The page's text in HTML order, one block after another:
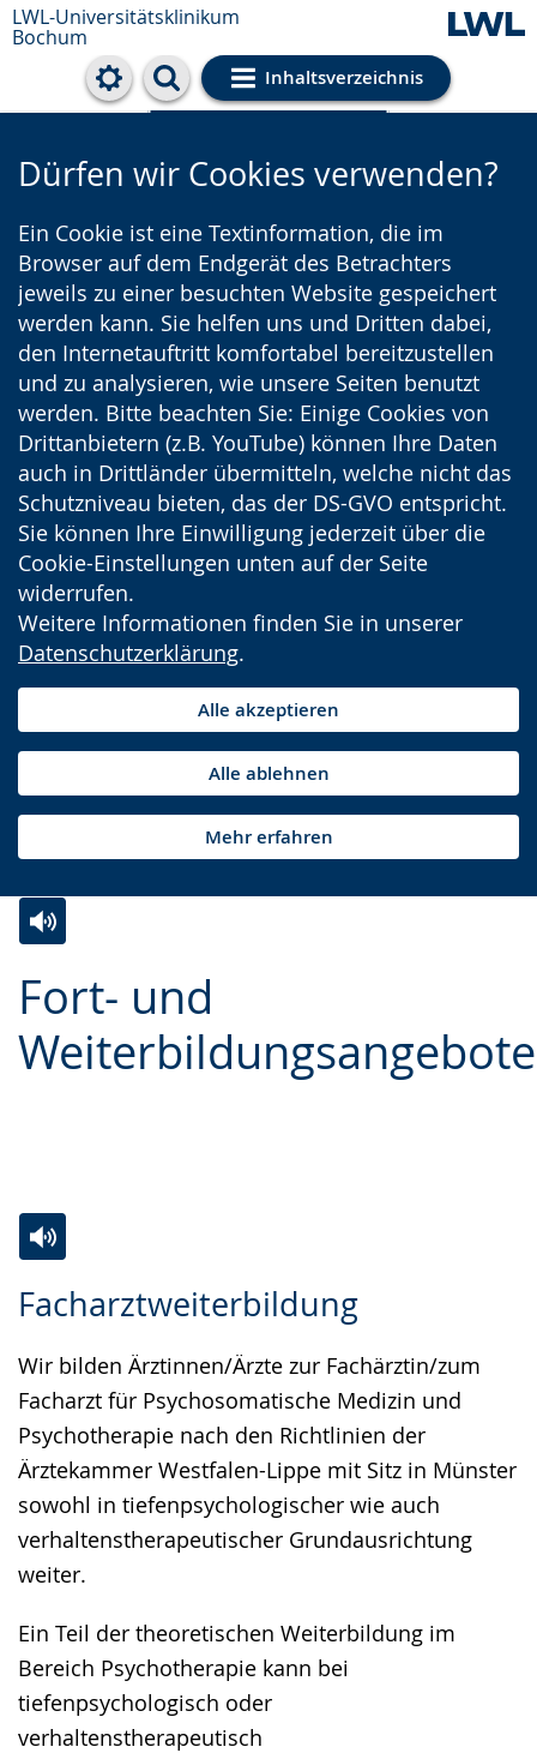
LWL-Universitätsklinikum
Bochum
Inhaltsverzeichnis
Cookie-Einstellungen
Dürfen wir Cookies verwenden?
Ein Cookie ist eine Textinformation, die im
Browser auf dem Endgerät des Betrachters
jeweils zu einer besuchten Website gespeichert
werden kann. Sie helfen uns und Dritten dabei,
den Internetauftritt komfortabel bereitzustellen
und zu analysieren, wie unsere Seiten benutzt
werden. Bitte beachten Sie: Einige Cookies von
Drittanbietern (z.B. YouTube) können Ihre Daten
auch in Drittländer übermitteln, welche nicht das
Schutzniveau bieten, das der DS-GVO entspricht.
Sie können Ihre Einwilligung jederzeit über die
Cookie-Einstellungen unten auf der Seite
widerrufen.
Weitere Informationen finden Sie in unserer
Datenschutzerklärung.
Alle akzeptieren
Alle ablehnen
Mehr erfahren
Fort- und
Weiterbildungsangebote
Leichten
Sprache
wechseln.
Audio-
Unterstützung.
Video
in
Deutscher
Facharztweiterbildung
Wir bilden Ärztinnen/Ärzte zur Fachärztin/zum
Facharzt für Psychosomatische Medizin und
Psychotherapie nach den Richtlinien der
Ärztekammer Westfalen-Lippe mit Sitz in Münster
sowohl in tiefenpsychologischer wie auch
verhaltenstherapeutischer Grundausrichtung
weiter.
Ein Teil der theoretischen Weiterbildung im
Bereich Psychotherapie kann bei
tiefenpsychologisch oder
verhaltenstherapeutisch
Leichten
wechseln.
Audio-
Video
Deutscher
Gebärdensprache
wird
angezeigt.